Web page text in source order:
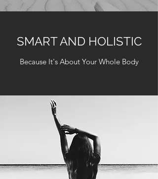
SMART AND HOLISTIC
Because It's About Your Whole Body